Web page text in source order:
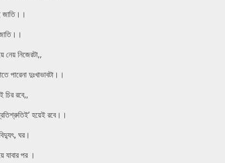
জাতি।।
নেয় নিজেরটা,,
পারেনা দুঃখাভাবটা।।
চির রবে,,
হয়েই রবে।।
ঘর।
যাবার পর ।